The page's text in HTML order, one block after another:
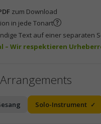
zum Download
in jede Tonart
Text auf einer separaten
– Wir respektieren
Solo-Instrument